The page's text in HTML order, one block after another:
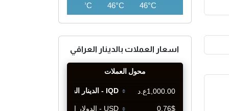
46°C
46°C
45°C
اسعار العملات بالدينار العراقي